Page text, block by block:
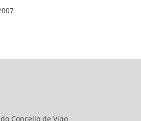
Concello de Vigo